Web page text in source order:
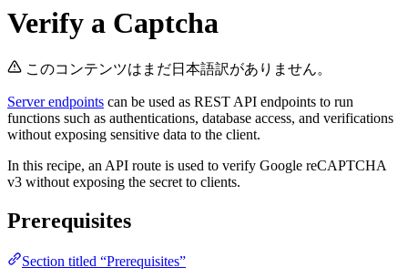
Verify a Captcha
このコンテンツはまだ日本語訳がありません。
Server endpoints can be used as REST API endpoints to run
functions such as authentications, database access, and verifications
without exposing sensitive data to the client.
In this recipe, an API route is used to verify Google reCAPTCHA
v3 without exposing the secret to clients.
Prerequisites
Section titled “Prerequisites”